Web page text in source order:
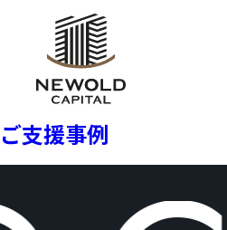
ご支援事例